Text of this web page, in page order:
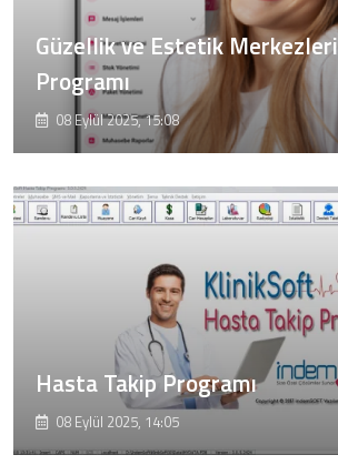
Güzellik ve Estetik Merkezleri
Programı
08 Eylül 2025, 15:08
Hasta Takip Programı
08 Eylül 2025, 14:05